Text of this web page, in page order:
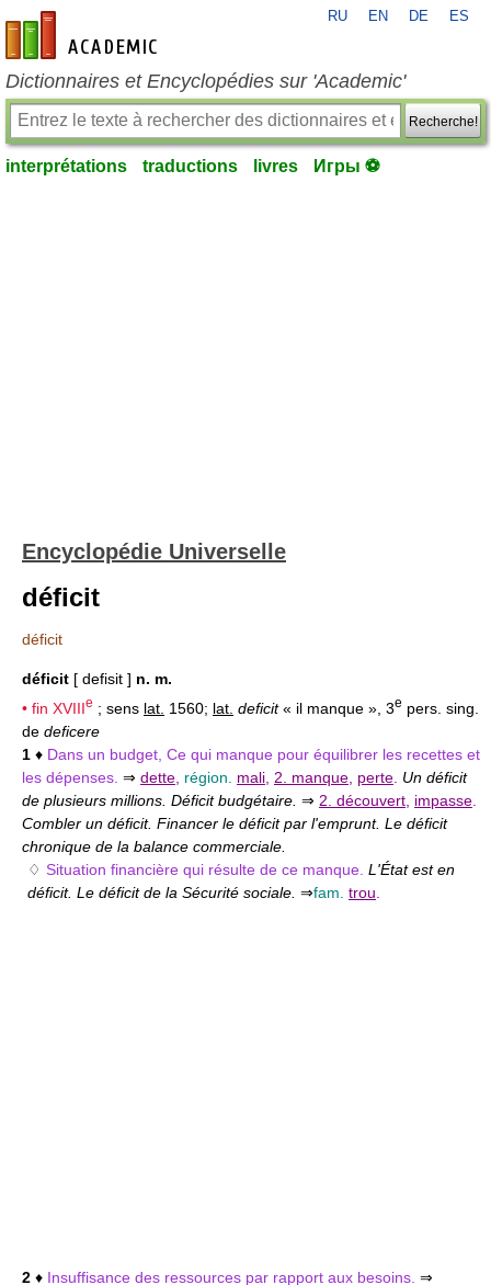
fr-academic.com
RU EN DE ES
Dictionnaires et Encyclopédies sur 'Academic'
Recherche!
interprétations traductions livres Игры ⚽
Encyclopédie Universelle
déficit
déficit
déficit [ defisit ] n. m.
• fin XVIIIe ; sens lat. 1560; lat. deficit« il manque », 3e pers. sing.
de deficere
1 ♦ Dans un budget, Ce qui manque pour équilibrer les recettes et
les dépenses. ⇒ dette région. mali 2. manque perte Un déficit
de plusieurs millions. Déficit budgétaire. ⇒ 2. découvert impasse
Combler un déficit. Financer le déficit par l'emprunt. Le déficit
chronique de la balance commerciale.
♢ Situation financière qui résulte de ce manque. L'État est en
déficit. Le déficit de la Sécurité sociale. ⇒fam. trou
2 ♦ Insuffisance des ressources par rapport aux besoins. ⇒